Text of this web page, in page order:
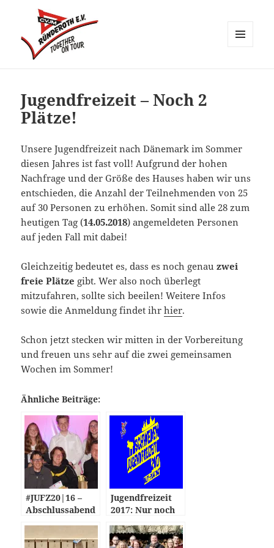
Jugendfreizeit – Noch 2
Plätze!
Unsere Jugendfreizeit nach Dänemark im Sommer
diesen Jahres ist fast voll! Aufgrund der hohen
Nachfrage und der Größe des Hauses haben wir uns
entschieden, die Anzahl der Teilnehmenden von 25
auf 30 Personen zu erhöhen. Somit sind alle 28 zum
heutigen Tag (14.05.2018) angemeldeten Personen
auf jeden Fall mit dabei!
Gleichzeitig bedeutet es, dass es noch genauzwei
freie Plätze gibt. Wer also noch überlegt
mitzufahren, sollte sich beeilen! Weitere Infos
sowie die Anmeldung findet ihrhier.
Schon jetzt stecken wir mitten in der Vorbereitung
und freuen uns sehr auf die zwei gemeinsamen
Wochen im Sommer!
Ähnliche Beiträge:
#JUFZ20|16 –
Abschlussabend
Jugendfreizeit
2017: Nur noch
frei